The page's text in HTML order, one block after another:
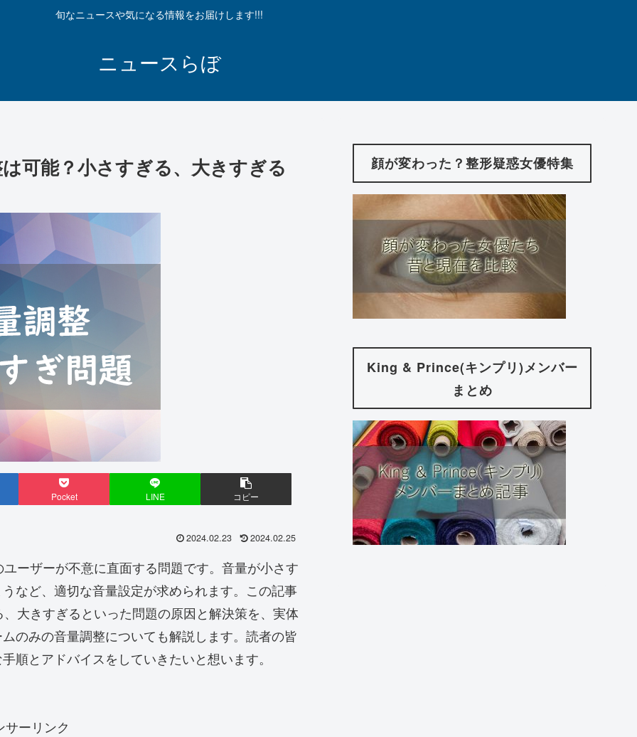
旬なニュースや気になる情報をお届けします!!!
ニュースらぼ
可能？小さすぎる、大きすぎる
Pocket LINE コピー
2024.02.23 2024.02.25
ーザーが不意に直面する問題です。音量が小さす
など、適切な音量設定が求められます。この記事
大きすぎるといった問題の原因と解決策を、実体
のみの音量調整についても解説します。読者の皆
順とアドバイスをしていきたいと想います。
サーリンク
顔が変わった？整形疑惑女優特集
King & Prince(キンプリ)メンバー
まとめ